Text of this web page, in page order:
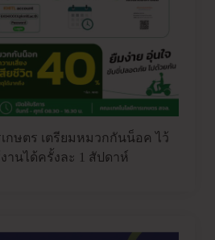
กษตร เตรียมหมวกกันน็อค ไว้
านได้ครั้งละ 1 สัปดาห์